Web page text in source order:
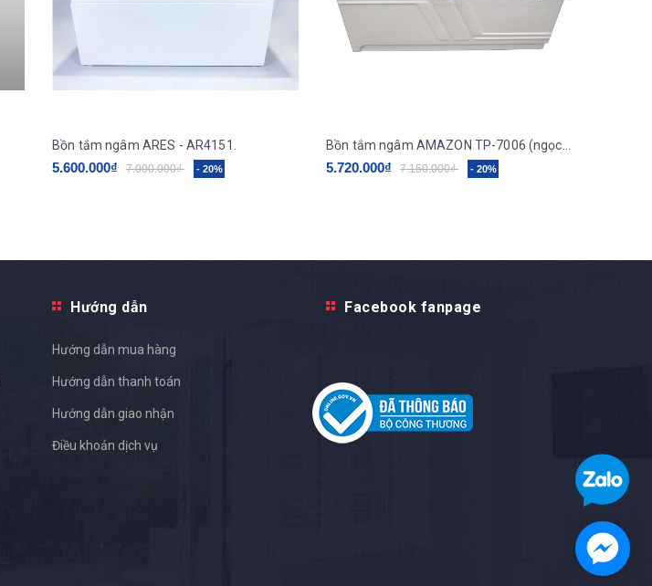
Bồn tắm ngâm ARES - AR4151.
5.600.000₫ 7.000.000₫ - 20%
Bồn tắm ngâm AMAZON TP-7006 (ngọc trai galaxy)
5.720.000₫ 7.150.000₫ - 20%
Hướng dẫn
Hướng dẫn mua hàng
Hướng dẫn thanh toán
Hướng dẫn giao nhận
Điều khoản dịch vụ
Facebook fanpage